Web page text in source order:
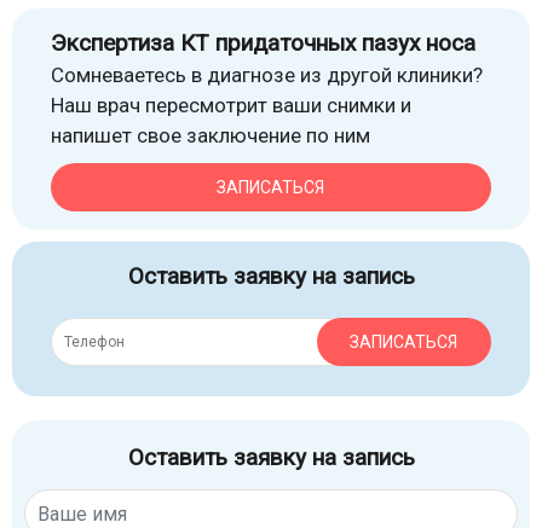
Экспертиза КТ придаточных пазух носа
Сомневаетесь в диагнозе из другой клиники?
Наш врач пересмотрит ваши снимки и
напишет свое заключение по ним
ЗАПИСАТЬСЯ
Оставить заявку на запись
ЗАПИСАТЬСЯ
Оставить заявку на запись